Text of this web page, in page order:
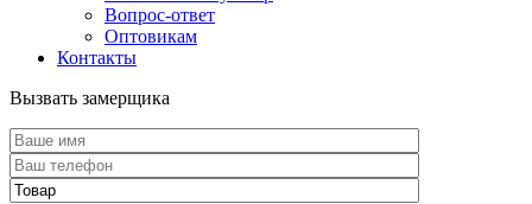
Вопрос-ответ
Оптовикам
Контакты
Вызвать замерщика